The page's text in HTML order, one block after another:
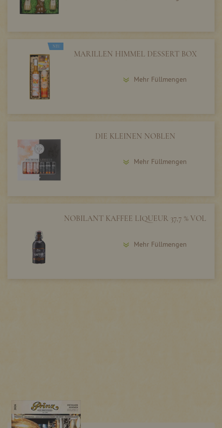
NEU
MARILLEN HIMMEL DESSERT BOX
Mehr Füllmengen
DIE KLEINEN NOBLEN
Mehr Füllmengen
NOBILANT KAFFEE LIQUEUR 37,7 % VOL
Mehr Füllmengen